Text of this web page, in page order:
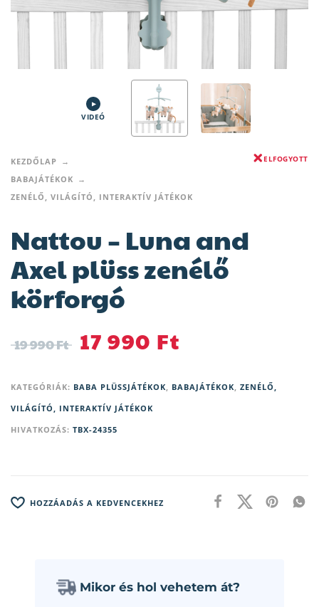
VIDEÓ
KEZDŐLAP
BABAJÁTÉKOK
ZENÉLŐ, VILÁGÍTÓ, INTERAKTÍV JÁTÉKOK
ELFOGYOTT
Nattou – Luna and
Axel plüss zenélő
körforgó
19 990Ft 17 990 Ft
KATEGÓRIÁK: BABA PLÜSSJÁTÉKOK, BABAJÁTÉKOK, ZENÉLŐ,
VILÁGÍTÓ, INTERAKTÍV JÁTÉKOK
HIVATKOZÁS: TBX-24355
HOZZÁADÁS A KEDVENCEKHEZ
Mikor és hol vehetem át?